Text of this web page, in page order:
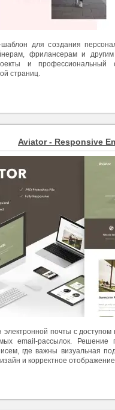
для создания
фрилансерам и
и профессиональный
страниц.
Aviator - Responsive
почты с доступом
email-рассылок. Решение
где важны визуальная
и корректное